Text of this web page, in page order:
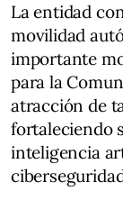
La entidad
movilidad
importante
para la
atracción de
fortaleciendo
inteligencia